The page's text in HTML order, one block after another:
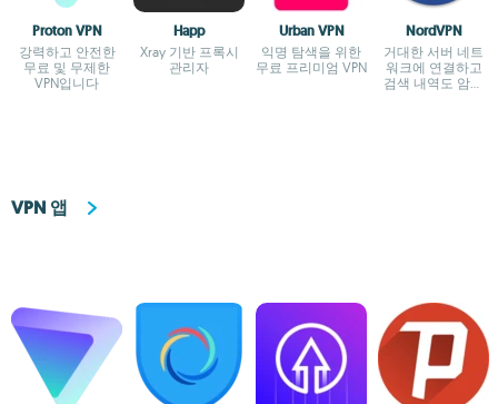
Proton VPN
강력하고 안전한
무료 및 무제한
VPN입니다
Happ
Xray 기반 프록시
관리자
Urban VPN
익명 탐색을 위한
무료 프리미엄 VPN
NordVPN
거대한 서버 네트
워크에 연결하고
검색 내역도 암호
VPN 앱